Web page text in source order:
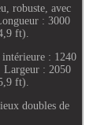
robuste, avec
: 3000
ft).
: 1240
: 2050
ft).
doubles de